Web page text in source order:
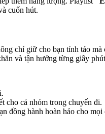
cuốn hút.
chỉ giữ cho bạn tỉnh táo
và tận hưởng từng giây
cho cả nhóm trong chuyến đi.
đồng hành hoàn hảo cho mọi